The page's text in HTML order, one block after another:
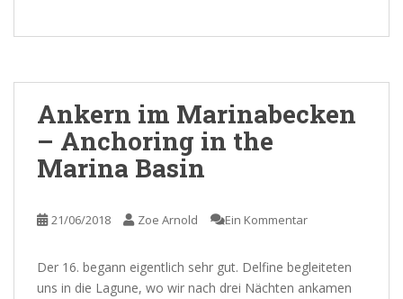
Ankern im Marinabecken
– Anchoring in the
Marina Basin
21/06/2018 Zoe Arnold Ein Kommentar
Der 16. begann eigentlich sehr gut. Delfine begleiteten
uns in die Lagune, wo wir nach drei Nächten ankamen